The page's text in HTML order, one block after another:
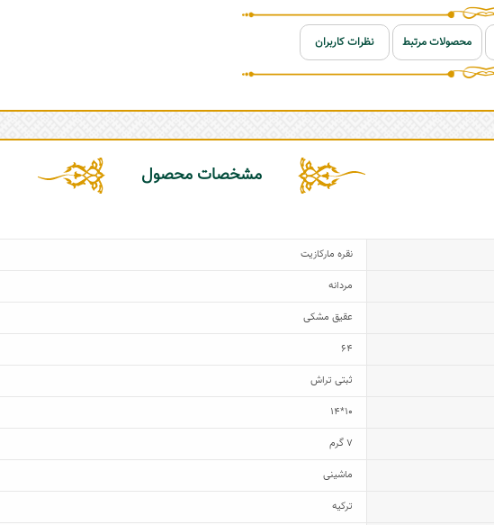
محصولات مرتبط نظرات کاربران
مشخصات محصول
نقره مارکازیت
مردانه
عقیق مشکی
64
ثبتی تراش
10*14
7 گرم
ماشینی
ترکیه